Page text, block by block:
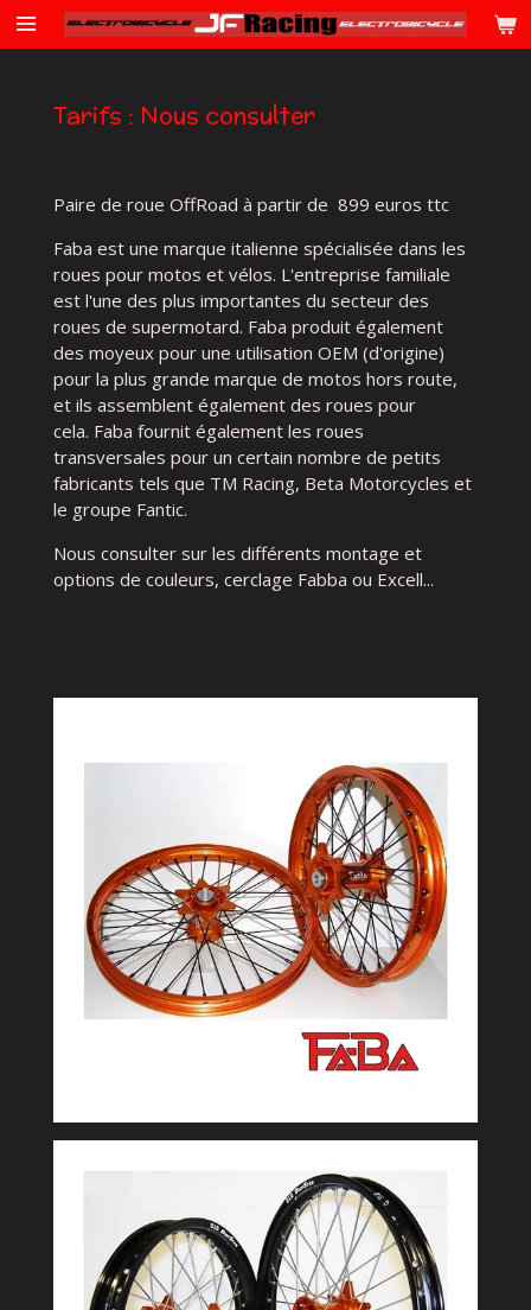
Passer
au
Tarifs : Nous consulter
Paire de roue OffRoad à partir de 899 euros ttc
Faba est une marque italienne spécialisée dans les
roues pour motos et vélos. L'entreprise familiale
est l'une des plus importantes du secteur des
roues de supermotard. Faba produit également
des moyeux pour une utilisation OEM (d'origine)
pour la plus grande marque de motos hors route,
et ils assemblent également des roues pour
cela. Faba fournit également les roues
transversales pour un certain nombre de petits
fabricants tels que TM Racing, Beta Motorcycles et
le groupe Fantic.
Nous consulter sur les différents montage et
options de couleurs, cerclage Fabba ou Excell...